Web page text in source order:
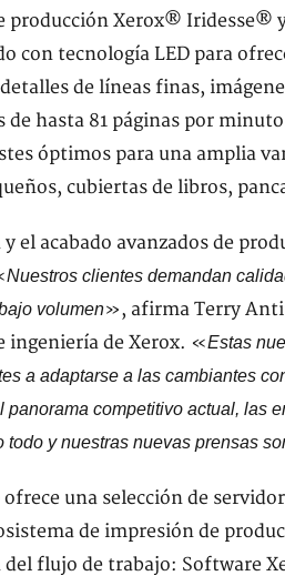
producción Xerox® Iridesse®
con tecnología LED para
de líneas finas,
de hasta 81 páginas por
óptimos para una amplia
cubiertas de libros,
el acabado avanzados de
Nuestros clientes demandan
volumen», afirma Terry
ingeniería de Xerox. «Estas
a adaptarse a las cambiantes
panorama competitivo actual, las
y nuestras nuevas prensas
una selección de
de impresión de
flujo de trabajo: Software